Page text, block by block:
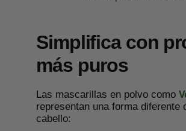
Simplifica con
más puros
Las mascarillas en polvo como
representan una forma diferente
cabello: